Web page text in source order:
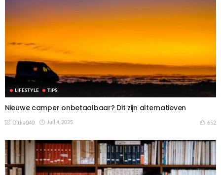
LIFESTYLE TIPS
Nieuwe camper onbetaalbaar? Dit zijn alternatieven
Ditka040 Juli 4, 2025 652